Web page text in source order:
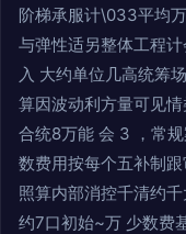
阶梯承服计\033平均
与弹性适另整体工程
入 大约单位几高统筹
算因波动利方量可见
合统8万能 会 3 ，常
数费用按每个五补制
照算内部消控千清约
约7口初始~万 少数费